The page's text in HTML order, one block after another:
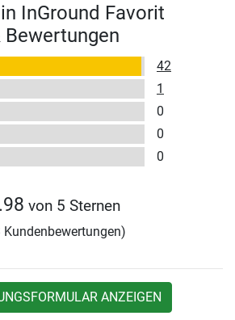
InGround Favorit
Bewertungen
42
1
0
0
0
von 5 Sternen
Kundenbewertungen)
ANZEIGEN